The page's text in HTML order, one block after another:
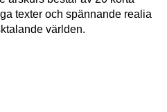
texter och spännande realia
världen.